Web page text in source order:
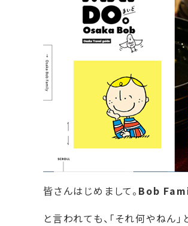
皆さんはじめまして。 Bob
と言われても、「それ何やねん